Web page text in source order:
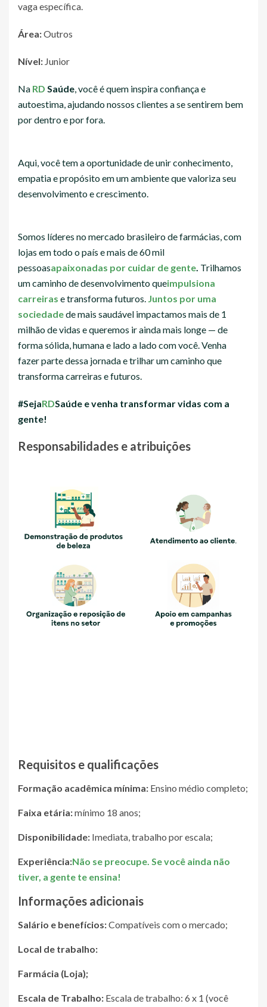
vaga específica.
Área:Outros
Nível: Junior
Na RD Saúde, você é quem inspira confiança e
autoestima, ajudando nossos clientes a se sentirem bem
por dentro e por fora.
Aqui, você tem a oportunidade de unir conhecimento,
empatia e propósito em um ambiente que valoriza seu
desenvolvimento e crescimento.
Somos líderes no mercado brasileiro de farmácias, com
lojas em todo o país e mais de 60 mil
pessoasapaixonadas por cuidar de gente. Trilhamos
um caminho de desenvolvimento queimpulsiona
carreiras e transforma futuros. Juntos por uma
sociedadede mais saudável impactamos mais de 1
milhão de vidas e queremos ir ainda mais longe — de
forma sólida, humana e lado a lado com você. Venha
fazer parte dessa jornada e trilhar um caminho que
transforma carreiras e futuros.
#SejaRDSaúde e venha transformar vidas com a
gente!
Responsabilidades e atribuições
Requisitos e qualificações
Formação acadêmica mínima: Ensino médio completo;
Faixa etária:mínimo 18 anos;
Disponibilidade: Imediata, trabalho por escala;
Experiência:Não se preocupe. Se você ainda não
tiver, a gente te ensina!
Informações adicionais
Salário e benefícios:Compatíveis com o mercado;
Local de trabalho:
Farmácia (Loja);
Escala de Trabalho: Escala de trabalho: 6 x 1 (você